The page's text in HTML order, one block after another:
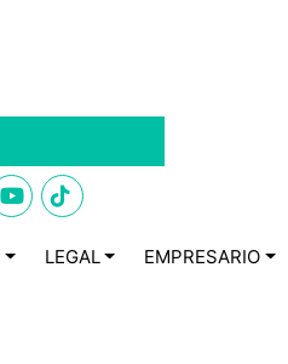
LEGAL EMPRESARIO